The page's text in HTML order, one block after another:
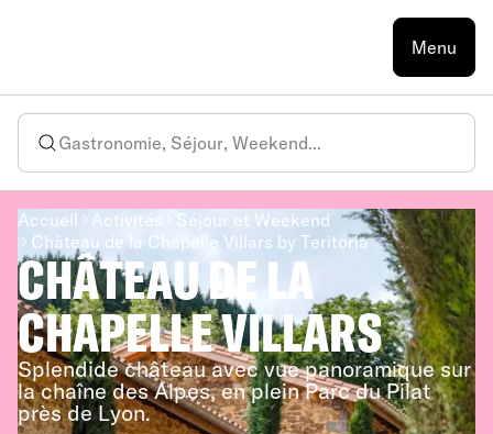
Menu
Accueil Activités
Séjour et Weekend
Château de la Chapelle Villars by Teritoria
CHÂTEAU DE LA
CHAPELLE VILLARS
Splendide château avec vue panoramique sur
la chaîne des Alpes, en plein Parc du Pilat
près de Lyon.